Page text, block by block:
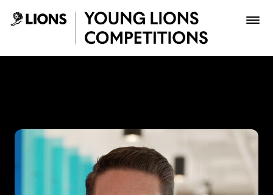
Saltar al contenido principal
Inscribir